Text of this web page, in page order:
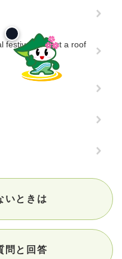
festival without a roof
いときは
問と回答